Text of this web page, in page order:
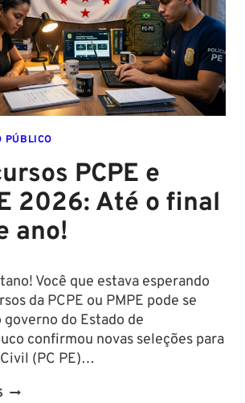
PÚBLICO
PCPE e
2026: Até o final
ano!
Você que estava esperando
da PCPE ou PMPE pode se
governo do Estado de
confirmou novas seleções para
(PC PE)…
CONCURSOS